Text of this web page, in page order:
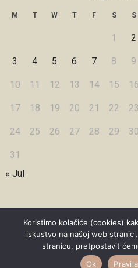
M T W T F S S
1 2
3 4 5 6 7 8 9
10 11 12 13 14 15 16
17 18 19 20 21 22 23
24 25 26 27 28 29 30
31
« Jul
Copyright © 2026 Under Dreamskies
Designed by WPZOOM
Koristimo kolačiće (cookies)
iskustvo na našoj web
stranicu, pretpostavit
Ok